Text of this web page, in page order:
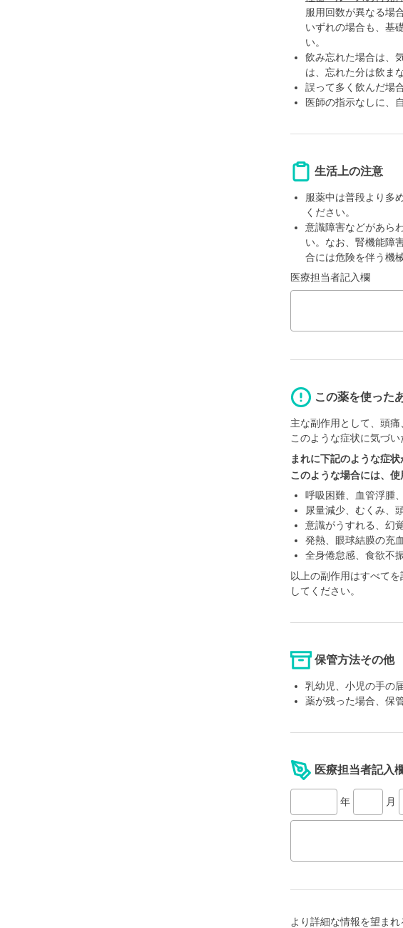
服用回数が異なる場
いずれの場合も、基
い。
飲み忘れた場合は、
は、忘れた分は飲ま
誤って多く飲んだ場
医師の指示なしに、
生活上の注意
服薬中は普段より多
ください。
意識障害などがあら
い。なお、腎機能障
合には危険を伴う機
医療担当者記入欄
この薬を使った
主な副作用として、頭
このような症状に気づ
まれに下記のような症状
このような場合には、
呼吸困難、血管浮腫
尿量減少、むくみ、
意識がうすれる、幻
発熱、眼球結膜の充
全身倦怠感、食欲不
以上の副作用はすべて
してください。
保管方法その他
乳幼児、小児の手の
薬が残った場合、保
医療担当者記入
年 月
より詳細な情報を望ま